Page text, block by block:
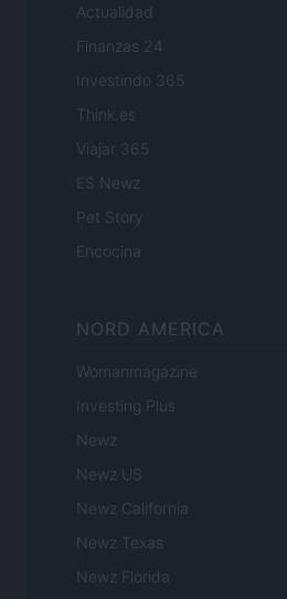
Actualidad
Finanzas 24
Investindo 365
Think.es
Viajar 365
ES Newz
Pet Story
Encocina
NORD AMERICA
Womanmagazine
Investing Plus
Newz
Newz US
Newz California
Newz Texas
Newz Florida